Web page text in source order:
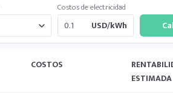
Costos de electricidad
USD/kWh
COSTOS
ESTIMADA